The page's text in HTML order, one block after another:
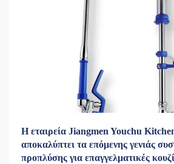
Η εταιρεία Jiangmen Youchu
αποκαλύπτει τα επόμενης γενιάς
προπλύσης για επαγγελματικές